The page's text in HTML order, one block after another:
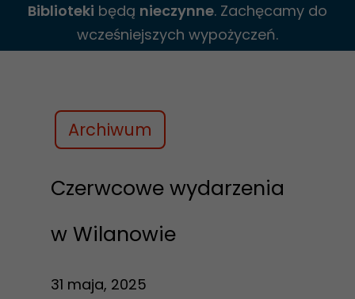
Biblioteki będą nieczynne. Zachęcamy do
wcześniejszych wypożyczeń.
Archiwum
Czerwcowe wydarzenia
w Wilanowie
31 maja, 2025